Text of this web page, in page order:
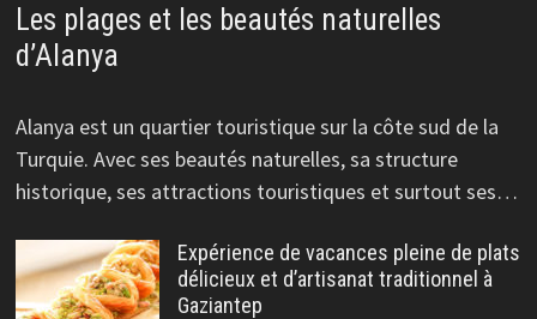
Les plages et les beautés naturelles
d’Alanya
Alanya est un quartier touristique sur la côte sud de la
Turquie. Avec ses beautés naturelles, sa structure
historique, ses attractions touristiques et surtout ses…
Expérience de vacances pleine de plats
délicieux et d’artisanat traditionnel à
Gaziantep